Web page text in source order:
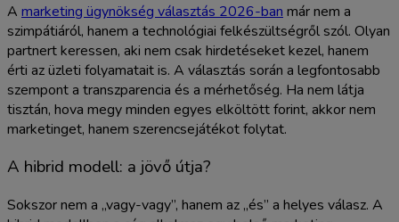
A marketing ügynökség választás 2026-ban már nem a
szimpátiáról, hanem a technológiai felkészültségről szól. Olyan
partnert keressen, aki nem csak hirdetéseket kezel, hanem
érti az üzleti folyamatait is. A választás során a legfontosabb
szempont a transzparencia és a mérhetőség. Ha nem látja
tisztán, hova megy minden egyes elköltött forint, akkor nem
marketinget, hanem szerencsejátékot folytat.
A hibrid modell: a jövő útja?
Sokszor nem a „vagy-vagy”, hanem az „és” a helyes válasz. A